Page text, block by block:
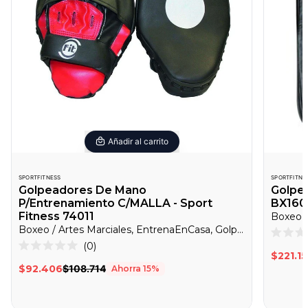
Añadir al carrito
SPORTFITNESS
Golpeadores De Mano
P/Entrenamiento C/MALLA - Sport
Fitness 74011
Boxeo / Artes Marciales, EntrenaEnCasa, Golpeadores
0
de
0
para
$92.406$108.714 Ahorra 15%
0
de